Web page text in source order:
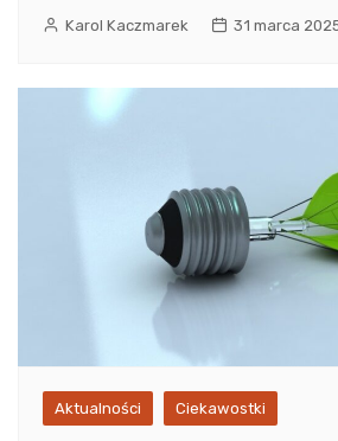
Karol Kaczmarek 31 marca
Aktualności Ciekawostki